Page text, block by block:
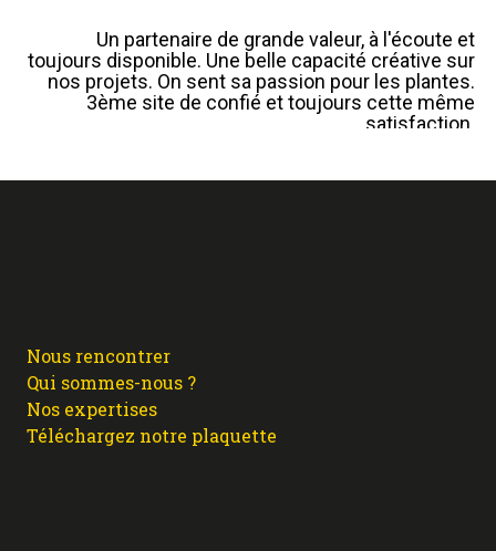
Un partenaire de grande valeur, à l'écoute et
toujours disponible. Une belle capacité créative sur
nos projets. On sent sa passion pour les plantes.
3ème site de confié et toujours cette même
satisfaction.
Nous rencontrer
Qui sommes-nous ?
Nos expertises
Téléchargez notre plaquette